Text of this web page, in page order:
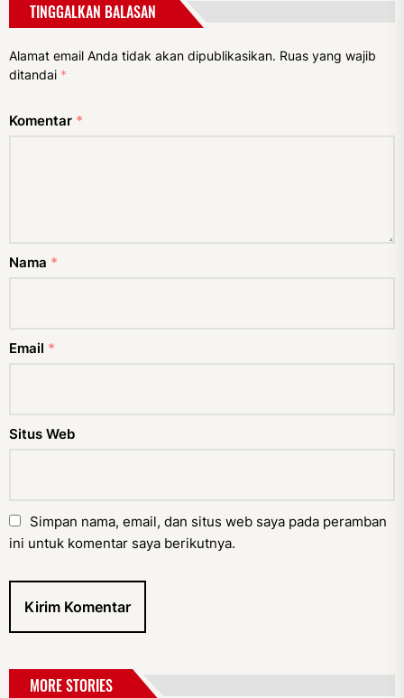
TINGGALKAN BALASAN
Alamat email Anda tidak akan dipublikasikan. Ruas yang wajib
ditandai *
Komentar *
Nama *
Email *
Situs Web
Simpan nama, email, dan situs web saya pada peramban
ini untuk komentar saya berikutnya.
MORE STORIES